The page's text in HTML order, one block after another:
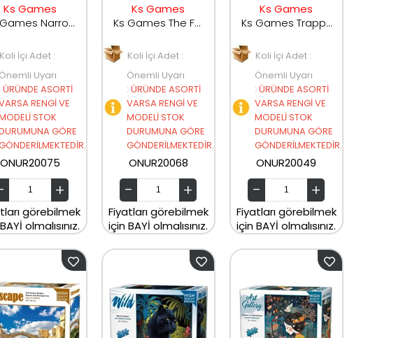
Ks Games
Ks Games Narrow Stony Street Puzzle 500 Parça 20075
Koli İçi Adet :
Önemli Uyarı
ÜRÜNDE ASORTİ
RENGİ VE
STOK
GÖRE
ONUR20075
görebilmek
olmalısınız.
Ks Games
Ks Games The Fountain On The Square 500 Parça Puzzle 20068
Koli İçi Adet :
Önemli Uyarı
: ÜRÜNDE ASORTİ
VARSA RENGİ VE
MODELİ STOK
DURUMUNA GÖRE
GÖNDERİLMEKTEDİR.
ONUR20068
Fiyatları görebilmek
için BAYİ olmalısınız.
Ks Games
Ks Games Trapped 500 Parça Puzzle 20049
Koli İçi Adet :
Önemli Uyarı
: ÜRÜNDE ASORTİ
VARSA RENGİ VE
MODELİ STOK
DURUMUNA GÖRE
GÖNDERİLMEKTEDİR.
ONUR20049
Fiyatları görebilmek
için BAYİ olmalısınız.